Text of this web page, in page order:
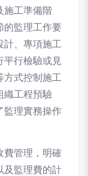
施工準備階
的監理工作要
計、專項施工
平行檢驗或見
方式控制施工
織工程預驗
監理實務操作
費管理，明確
及監理費的計